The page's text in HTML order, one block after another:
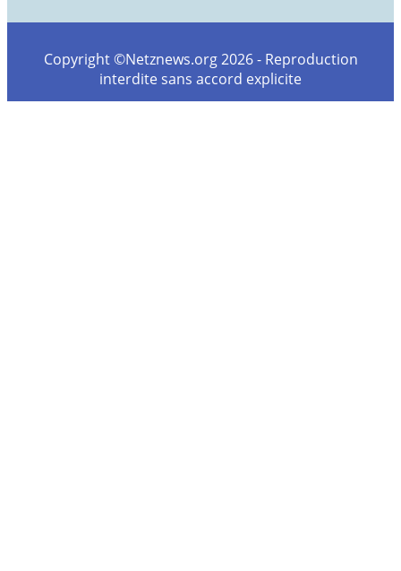
Copyright ©Netznews.org 2026 - Reproduction
interdite sans accord explicite